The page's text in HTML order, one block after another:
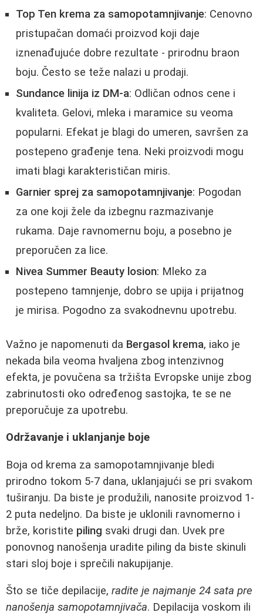
Top Ten krema za samopotamnjivanje: Cenovno
pristupačan domaći proizvod koji daje
iznenađujuće dobre rezultate - prirodnu braon
boju. Često se teže nalazi u prodaji.
Sundance linija iz DM-a: Odličan odnos cene i
kvaliteta. Gelovi, mleka i maramice su veoma
popularni. Efekat je blagi do umeren, savršen za
postepeno građenje tena. Neki proizvodi mogu
imati blagi karakterističan miris.
Garnier sprej za samopotamnjivanje: Pogodan
za one koji žele da izbegnu razmazivanje
rukama. Daje ravnomernu boju, a posebno je
preporučen za lice.
Nivea Summer Beauty losion: Mleko za
postepeno tamnjenje, dobro se upija i prijatnog
je mirisa. Pogodno za svakodnevnu upotrebu.
Važno je napomenuti da Bergasol krema, iako je
nekada bila veoma hvaljena zbog intenzivnog
efekta, je povučena sa tržišta Evropske unije zbog
zabrinutosti oko određenog sastojka, te se ne
preporučuje za upotrebu.
Održavanje i uklanjanje boje
Boja od krema za samopotamnjivanje bledi
prirodno tokom 5-7 dana, uklanjajući se pri svakom
tuširanju. Da biste je produžili, nanosite proizvod 1-
2 puta nedeljno. Da biste je uklonili ravnomerno i
brže, koristite piling svaki drugi dan. Uvek pre
ponovnog nanošenja uradite piling da biste skinuli
stari sloj boje i sprečili nakupijanje.
Što se tiče depilacije, radite je najmanje 24 sata pre
nanošenja samopotamnjivača. Depilacija voskom ili